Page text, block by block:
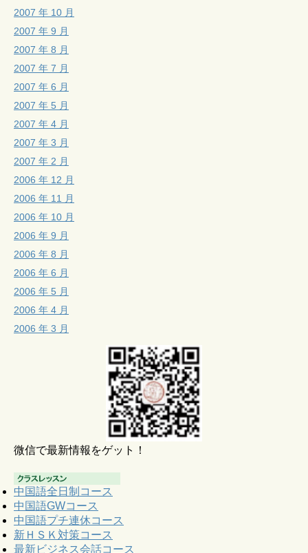
2007 年 10 月
2007 年 9 月
2007 年 8 月
2007 年 7 月
2007 年 6 月
2007 年 5 月
2007 年 4 月
2007 年 3 月
2007 年 2 月
2006 年 12 月
2006 年 11 月
2006 年 10 月
2006 年 9 月
2006 年 8 月
2006 年 6 月
2006 年 5 月
2006 年 4 月
2006 年 3 月
微信で最新情報をゲット！
中国語全日制コース
中国語GWコース
中国語プチ連休コース
新ＨＳＫ対策コース
最新ビジネス会話コース